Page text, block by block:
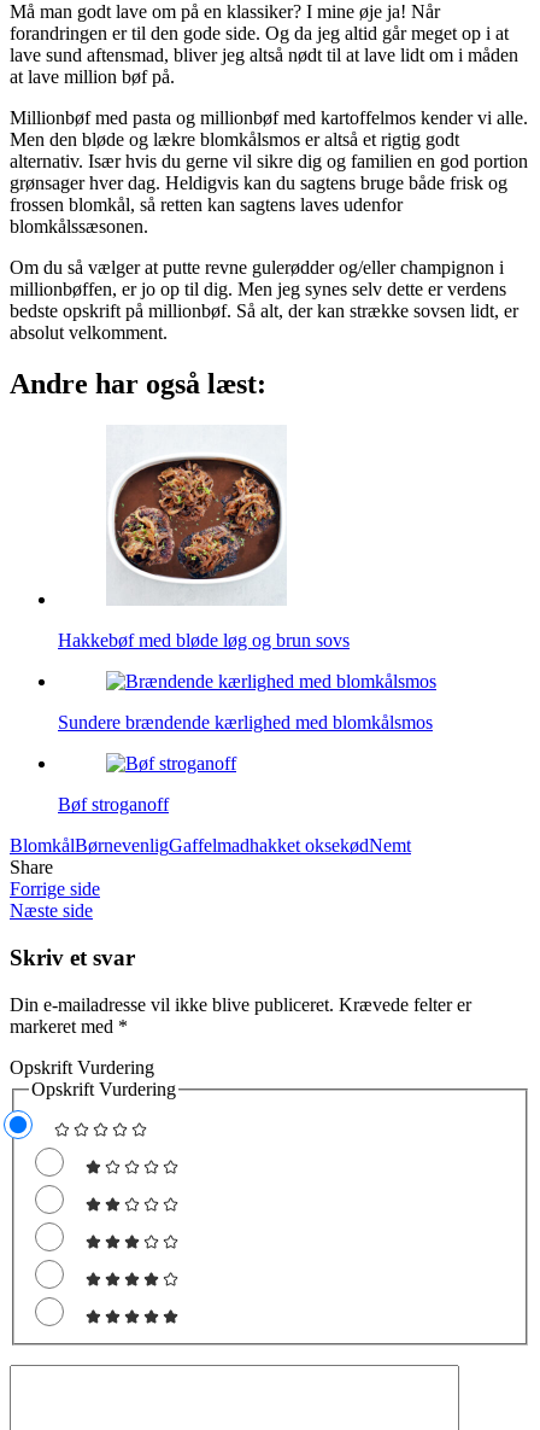
Må man godt lave om på en klassiker? I mine øje ja! Når
forandringen er til den gode side. Og da jeg altid går meget op i at
lave sund aftensmad, bliver jeg altså nødt til at lave lidt om i måden
at lave million bøf på.
Millionbøf med pasta og millionbøf med kartoffelmos kender vi alle.
Men den bløde og lækre blomkålsmos er altså et rigtig godt
alternativ. Især hvis du gerne vil sikre dig og familien en god portion
grønsager hver dag. Heldigvis kan du sagtens bruge både frisk og
frossen blomkål, så retten kan sagtens laves udenfor
blomkålssæsonen.
Om du så vælger at putte revne gulerødder og/eller champignon i
millionbøffen, er jo op til dig. Men jeg synes selv dette er verdens
bedste opskrift på millionbøf. Så alt, der kan strække sovsen lidt, er
absolut velkomment.
Andre har også læst:
Hakkebøf med bløde løg og brun sovs
Sundere brændende kærlighed med blomkålsmos
Bøf stroganoff
BlomkålBørnevenligGaffelmadhakket oksekødNemt
Share
Forrige side
Næste side
Skriv et svar
Din e-mailadresse vil ikke blive publiceret. Krævede felter er
markeret med *
Opskrift Vurdering
Opskrift Vurdering